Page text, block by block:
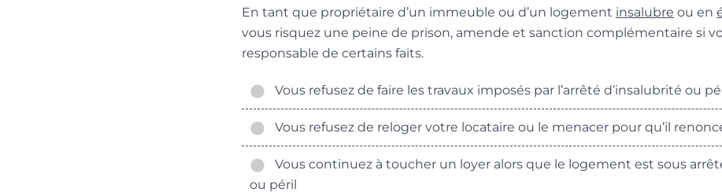
En tant que propriétaire d’un immeuble ou d’un logement insalubre ou en
vous risquez une peine de prison, amende et sanction complémentaire si
responsable de certains faits.
Vous refusez de faire les travaux imposés par l’arrêté d’insalubrité ou
Vous refusez de reloger votre locataire ou le menacer pour qu’il
Vous continuez à toucher un loyer alors que le logement est sous
ou péril